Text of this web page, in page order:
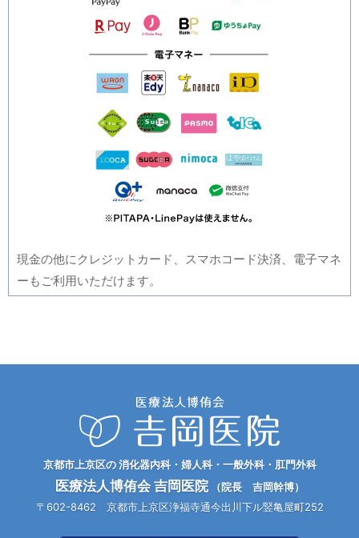
現金の他にクレジットカード、スマホコード決済、電子マネ
ーもご利用いただけます。
京都市上京区の 消化器内科・婦人科・一般外科・肛門外科
医療法人博侑会 吉岡医院（院長 吉岡幹博）
〒602-8462 京都市上京区浄福寺通今出川下ル竪亀屋町252